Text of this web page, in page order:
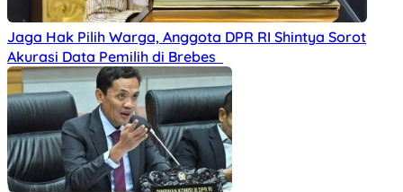
Jaga Hak Pilih Warga, Anggota DPR RI Shintya Sorot
Akurasi Data Pemilih di Brebes